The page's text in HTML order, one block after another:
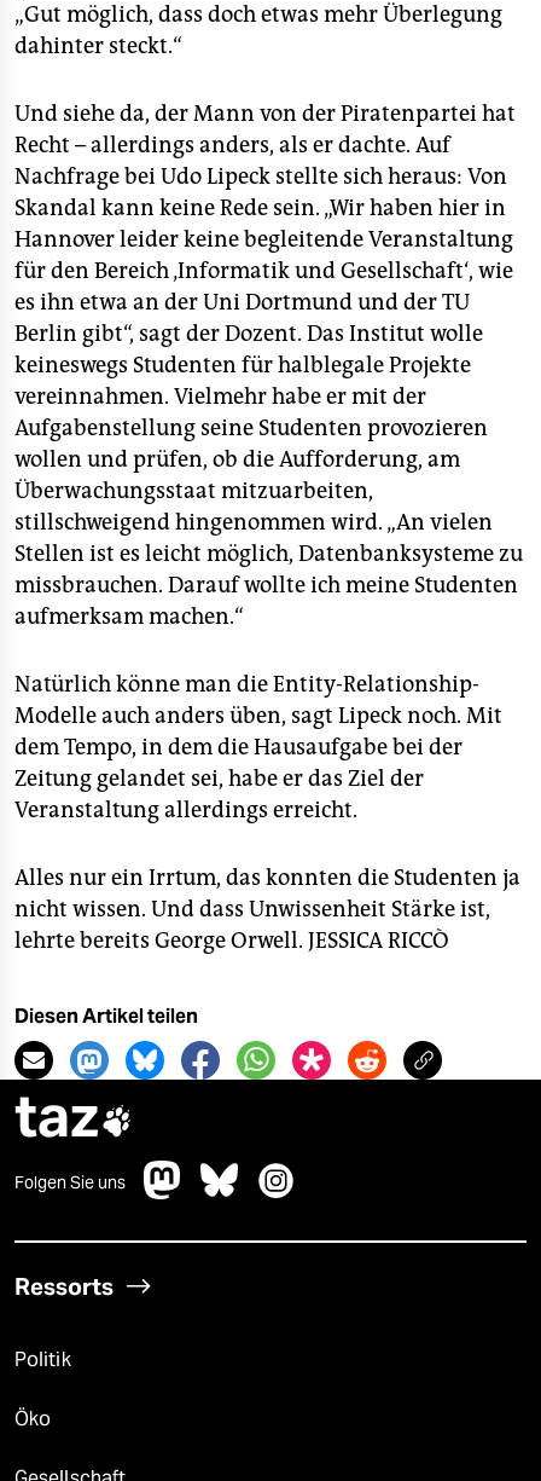
„Gut möglich, dass doch etwas mehr Überlegung
dahinter steckt.“
Und siehe da, der Mann von der Piratenpartei hat
Recht – allerdings anders, als er dachte. Auf
Nachfrage bei Udo Lipeck stellte sich heraus: Von
Skandal kann keine Rede sein. „Wir haben hier in
Hannover leider keine begleitende Veranstaltung
für den Bereich ‚Informatik und Gesellschaft‘, wie
es ihn etwa an der Uni Dortmund und der TU
Berlin gibt“, sagt der Dozent. Das Institut wolle
keineswegs Studenten für halblegale Projekte
vereinnahmen. Vielmehr habe er mit der
Aufgabenstellung seine Studenten provozieren
wollen und prüfen, ob die Aufforderung, am
Überwachungsstaat mitzuarbeiten,
stillschweigend hingenommen wird. „An vielen
Stellen ist es leicht möglich, Datenbanksysteme zu
missbrauchen. Darauf wollte ich meine Studenten
aufmerksam machen.“
Natürlich könne man die Entity-Relationship-
Modelle auch anders üben, sagt Lipeck noch. Mit
dem Tempo, in dem die Hausaufgabe bei der
Zeitung gelandet sei, habe er das Ziel der
Veranstaltung allerdings erreicht.
Alles nur ein Irrtum, das konnten die Studenten ja
nicht wissen. Und dass Unwissenheit Stärke ist,
lehrte bereits George Orwell. JESSICA RICCÒ
Diesen Artikel teilen
taz
Folgen Sie uns
Ressorts
Politik
Öko